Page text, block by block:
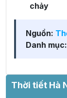
chảy
Nguồn:
Danh mục:
Thời tiết Hà